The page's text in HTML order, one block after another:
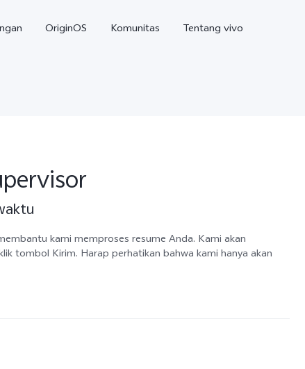
OriginOS Komunitas Tentang vivo
kami memproses resume Anda. Kami akan
tombol Kirim. Harap perhatikan bahwa kami hanya akan